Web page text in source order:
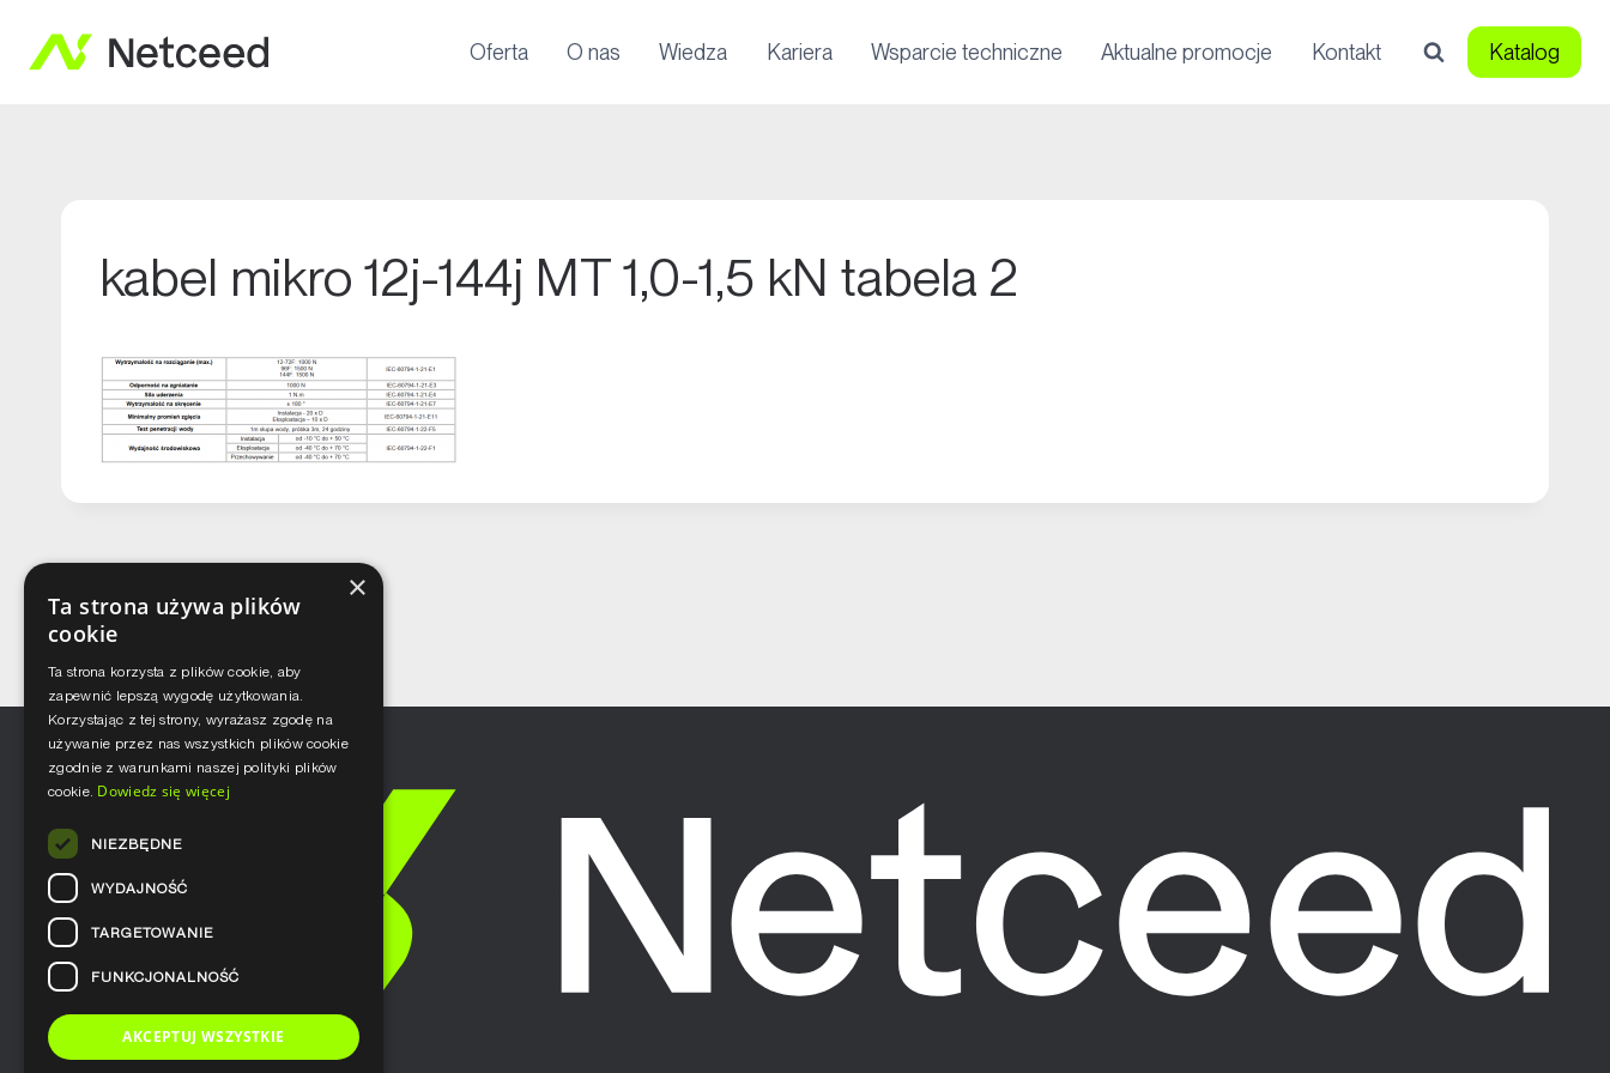
Oferta O nas Wiedza Kariera Wsparcie techniczne Aktualne promocje Kontakt Katalog
kabel mikro 12j-144j MT 1,0-1,5 kN tabela 2
×
Ta strona używa plików
cookie
Ta strona korzysta z plików cookie, aby
zapewnić lepszą wygodę użytkowania.
Korzystając z tej strony, wyrażasz zgodę na
używanie przez nas wszystkich plików cookie
zgodnie z warunkami naszej polityki plików
cookie. Dowiedz się więcej
NIEZBĘDNE
WYDAJNOŚĆ
TARGETOWANIE
FUNKCJONALNOŚĆ
AKCEPTUJ WSZYSTKIE